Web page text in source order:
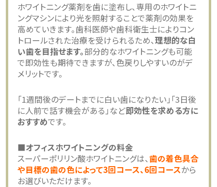
ホワイトニング薬剤を歯に塗布し、専用のホワイトニ
ングマシンにより光を照射することで薬剤の効果を
高めていきます。歯科医師や歯科衛生士によりコン
トロールされた治療を受けられるため、理想的な白
い歯を目指せます。部分的なホワイトニングも可能
で即効性も期待できますが、色戻りしやすいのがデ
メリットです。
「1週間後のデートまでに白い歯になりたい」「3日後
に人前で話す機会がある」など即効性を求める方に
おすすめです。
■オフィスホワイトニングの料金
スーパーポリリン酸ホワイトニングは、歯の着色具合
や目標の歯の色によって3回コース、6回コースから
お選びいただけます。